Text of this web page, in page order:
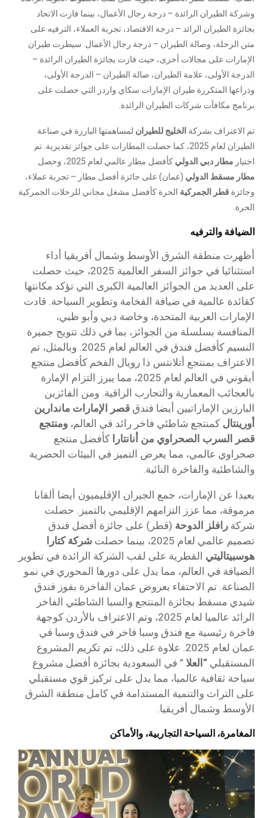
وشركة الطيران الرائدة – درجة رجال الأعمال، بينما فازت الاتحاد
بجائزة الطيران الرائد – درجة الاقتصاد، تجربة العملاء، الترفيه على
متن الرحلة، وصالة الطيران – درجة رجال الأعمال. سيطرت طيران
الإمارات على مجالات أخرى، حيث فازت بجائزة الطيران الرائدة –
الدرجة الأولى، علامة الطيران، صالة الطيران – الدرجة الأولى،
وذراعها المتكررة طيران الإمارات سكاي واردز التي حصلت على
برنامج مكافآت شركات الطيران الرائدة.
تم الاعتراف بشركة الخليج للطيران لمساهمتها البارزة في صناعة
الطيران لعام 2025، كما حصلت المطارات على جوائز تقديرية. تم
اختيار مطار دبي الدولي كأفضل مطار عالمي لعام 2025، وحصل
مطار مسقط الدولي (عمان) على جائزة أفضل مطار – تجربة عملاء،
وجائزة قطر الجمركية الحرة كأفضل مشغل مجاني للرحلات الجمركية
الحرة.
الضيافة والترفيه
أظهرت منطقة الشرق الأوسط وشمال أفريقيا أداء
استثنائيا في جوائز السفر العالمية 2025، حيث حصلت
على العديد من الجوائز العالمية الكبرى التي تؤكد مكانتها
كقائدة عالمية في ضيافة الفخامة وتطوير السياحة. قادت
الإمارات العربية المتحدة، وخاصة دبي وأبو ظبي،
المنافسة بسلسلة من الجوائز، بما في ذلك تتويج جميرة
النسيم
كأفضل فندق في العالم لعام 2025. وبالمثل، تم
الاعتراف بمنتجع أتلانتس ذا رويال الفخم كأفضل منتجع
أيقوني في العالم لعام 2025، مما يبرز التزام الإمارة
بالعجائب المعمارية والتجارب الراقية. ومن الفائزين
البارزين الإماراتيين أيضا فندق قصر الإمارات ماندارين
أورينتال كمنتجع شاطئي فاخر رائد في العالم، ومنتجع
قصر السرب الصحراوي من أنانتارا كأفضل منتجع
صحراوي عالمي، مما يعرض التميز في البيئات الحضرية
والشاطئية والفاخرة النائية.
بعيدا عن الإمارات، جمع الجيران الإقليميون أيضا ألقابا
مرموقة، مما عزز التزامهم الإقليمي بالتميز. حصلت
شركة رافلز الدوحة (قطر) على جائزة أفضل فندق
تصميم عالمي لعام 2025، بينما حصلت
شركة كتارا
هوسبيتاليتي القطرية على لقب الشركة الرائدة في تطوير
الضيافة في العالم، مما يدل على دورها المحوري في نمو
الصناعة. تم الاحتفاء بعروض عمان الفاخرة بفوز فندق
شيدي مسقط بجائزة المنتجع والسبا الشاطئي الفاخر
الرائد عالميا لعام 2025، وتم الاعتراف بالأردن كوجهة
فاخرة رئيسية مع فندق وسبا فاخر في فندق وسبا في
عمان لعام 2025. علاوة على ذلك، تم تكريم المشروع
المستقبلي “العلا ” في السعودية بجائزة أفضل مشروع
سياحة ثقافية عالميا، مما يدل على تركيز قوي مستقبلي
على التراث والتنمية المستدامة في كامل منطقة الشرق
الأوسط وشمال أفريقيا.
المغامرة، السياحة التجاربية، والأماكن